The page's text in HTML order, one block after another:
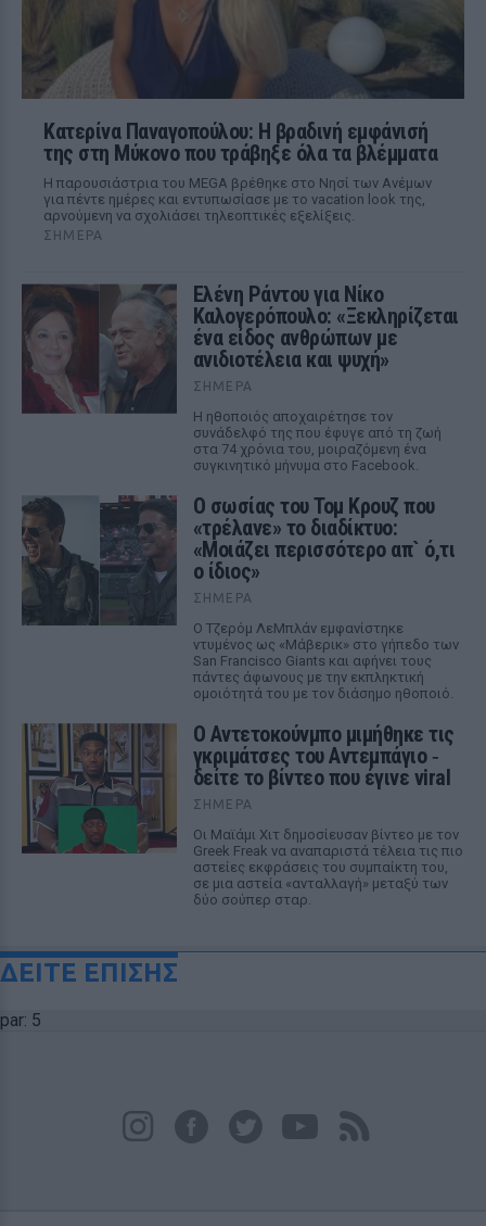
Κατερίνα Παναγοπούλου: Η βραδινή εμφάνισή
της στη Μύκονο που τράβηξε όλα τα βλέμματα
Η παρουσιάστρια του MEGA βρέθηκε στο Νησί των Ανέμων
για πέντε ημέρες και εντυπωσίασε με το vacation look της,
αρνούμενη να σχολιάσει τηλεοπτικές εξελίξεις.
ΣΉΜΕΡΑ
Ελένη Ράντου για Νίκο
Καλογερόπουλο: «Ξεκληρίζεται
ένα είδος ανθρώπων με
ανιδιοτέλεια και ψυχή»
ΣΉΜΕΡΑ
Η ηθοποιός αποχαιρέτησε τον
συνάδελφό της που έφυγε από τη ζωή
στα 74 χρόνια του, μοιραζόμενη ένα
συγκινητικό μήνυμα στο Facebook.
Ο σωσίας του Τομ Κρουζ που
«τρέλανε» το διαδίκτυο:
«Μοιάζει περισσότερο απ` ό,τι
ο ίδιος»
ΣΉΜΕΡΑ
Ο Τζερόμ ΛεΜπλάν εμφανίστηκε
ντυμένος ως «Μάβερικ» στο γήπεδο των
San Francisco Giants και αφήνει τους
πάντες άφωνους με την εκπληκτική
ομοιότητά του με τον διάσημο ηθοποιό.
Ο Αντετοκούνμπο μιμήθηκε τις
γκριμάτσες του Αντεμπάγιο ‑
δείτε το βίντεο που έγινε viral
ΣΉΜΕΡΑ
Οι Μαϊάμι Χιτ δημοσίευσαν βίντεο με τον
Greek Freak να αναπαριστά τέλεια τις πιο
αστείες εκφράσεις του συμπαίκτη του,
σε μια αστεία «ανταλλαγή» μεταξύ των
δύο σούπερ σταρ.
ΔΕΙΤΕ ΕΠΙΣΗΣ
par: 5